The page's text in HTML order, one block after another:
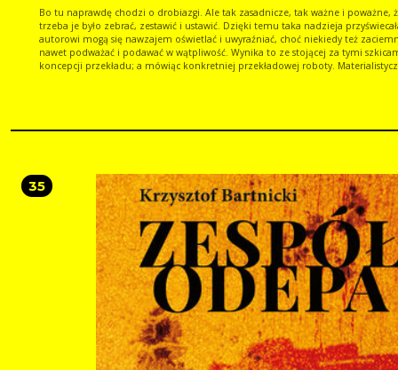
Bo tu naprawdę chodzi o drobiazgi. Ale tak zasadnicze, tak ważne i poważne,
trzeba je było zebrać, zestawić i ustawić. Dzięki temu taka nadzieja przyświecała
autorowi mogą się nawzajem oświetlać i uwyraźniać, choć niekiedy też zaciemniać, a
nawet podważać i podawać w wątpliwość. Wynika to ze stojącej za tymi
koncepcji przekładu; a mówiąc konkretniej przekładowej roboty. Materialistycznej,
tu uwagi mają często charakter skromnych, ale jakże uczonych dopisków do
rozgrywają się w nich niekończące się historie, decydują się niemal losy tego
osobliwego świata, jakim jest literatura. Znajdzie się też coś dla miłośników
skandali. To szkice z krytyki przekładu, więc niektóre dokonania się tu
bywa, że gani; jeszcze inne głaszcze, ale pod włos. Ale to prawdziwe szkice z
przekładu, więc głównie czyta się tu po prostu literaturę, opowiada o niej z
zdziwieniem, bo jedno bez drugiego nie może. A szkice są drugie, bo
dekadę temu, były pierwsze. Nie wiadomo, czy będą trzecie.
35